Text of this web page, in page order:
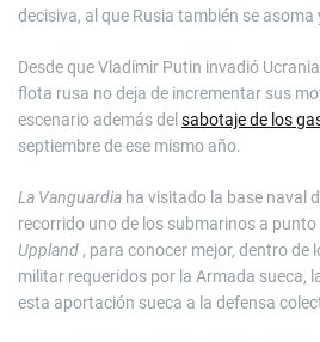
decisiva, al que Rusia también se
Desde que Vladímir Putin invadió
flota rusa no deja de incrementar sus
escenario además del sabotaje de los
septiembre de ese mismo año.
La Vanguardia ha visitado la base naval
recorrido uno de los submarinos a punto
Uppland , para conocer mejor, dentro de
militar requeridos por la Armada sueca,
esta aportación sueca a la defensa